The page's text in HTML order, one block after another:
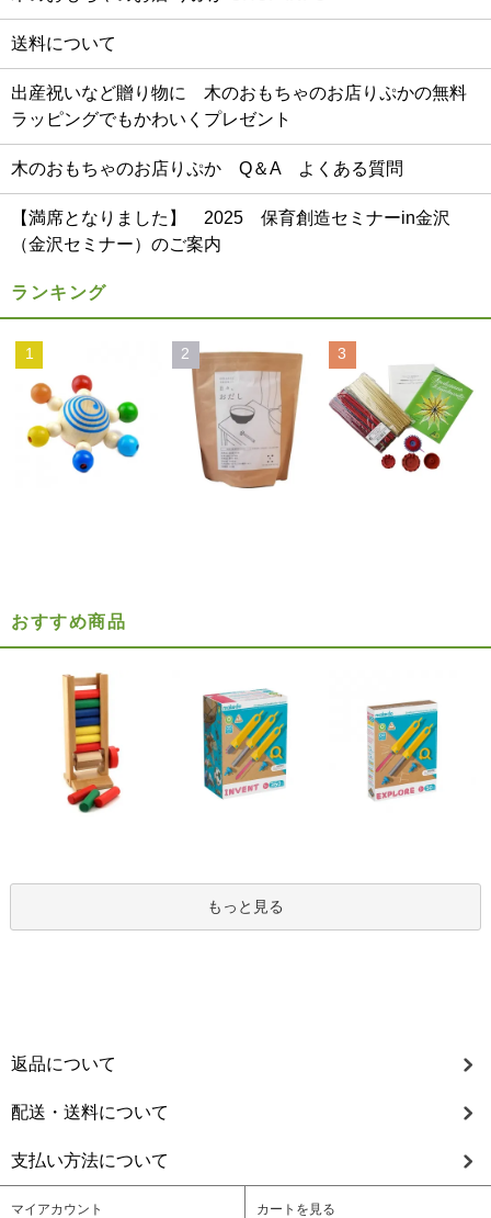
送料について
出産祝いなど贈り物に 木のおもちゃのお店りぷかの無料
ラッピングでもかわいくプレゼント
木のおもちゃのお店りぷか Q＆A よくある質問
【満席となりました】 2025 保育創造セミナーin金沢
（金沢セミナー）のご案内
ランキング
1 2 3
おすすめ商品
もっと見る
返品について
配送・送料について
支払い方法について
マイアカウント カートを見る